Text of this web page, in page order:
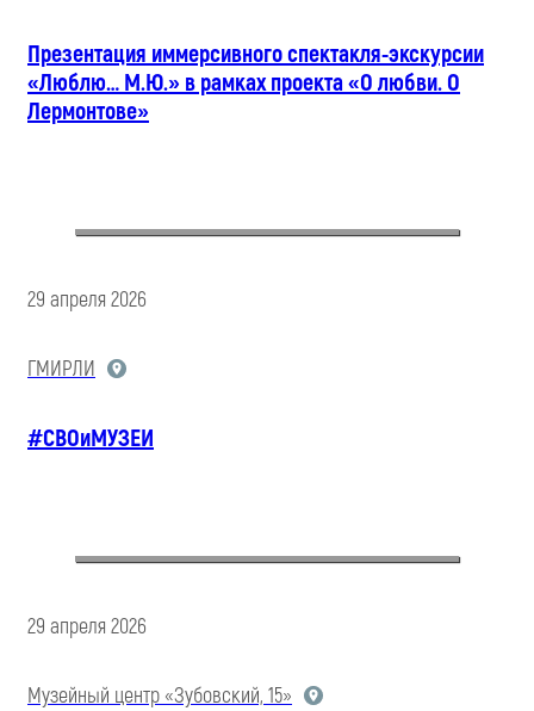
Презентация иммерсивного спектакля-экскурсии
«Люблю… М.Ю.» в рамках проекта «О любви. О
Лермонтове»
29 апреля 2026
ГМИРЛИ
#СВОиМУЗЕИ
29 апреля 2026
Музейный центр «Зубовский, 15»